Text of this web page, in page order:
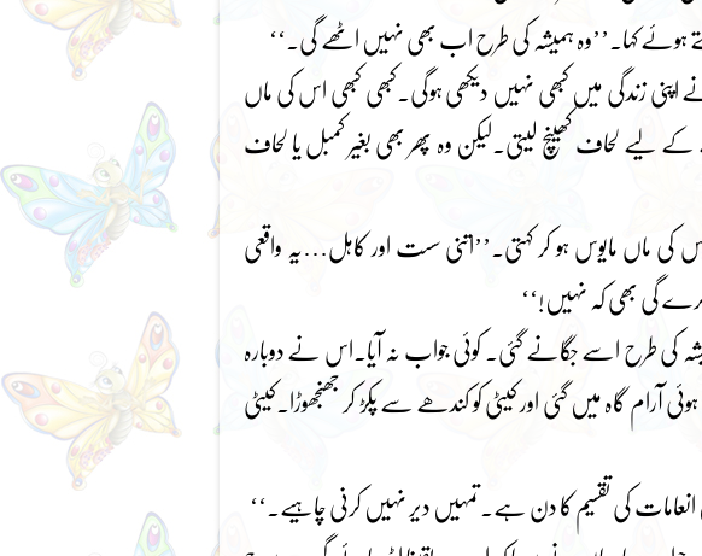
ہوئے کہا۔’’وہ ہمیشہ کی طرح اب بھی نہیں اٹھے گی۔‘‘
زندگی میں کبھی نہیں دیکھی ہوگی۔کبھی کبھی اس کی ماں
کے لیے لحاف کھینچ لیتی۔لیکن وہ پھر بھی بغیر کمبل یا لحاف
کی ماں مایوس ہو کر کہتی۔’’اتنی سست اور کاہل…یہ واقعی
گی بھی کہ نہیں!‘‘
کی طرح اسے جگانے گئی۔ کوئی جواب نہ آیا۔اس نے دوبارہ
آرام گاہ میں گئی اور کیٹی کو کندھے سے پکڑ کر جھنجھوڑا۔کیٹی
کی تقسیم کا دن ہے۔تمہیں دیر نہیں کرنی چاہیے۔‘‘